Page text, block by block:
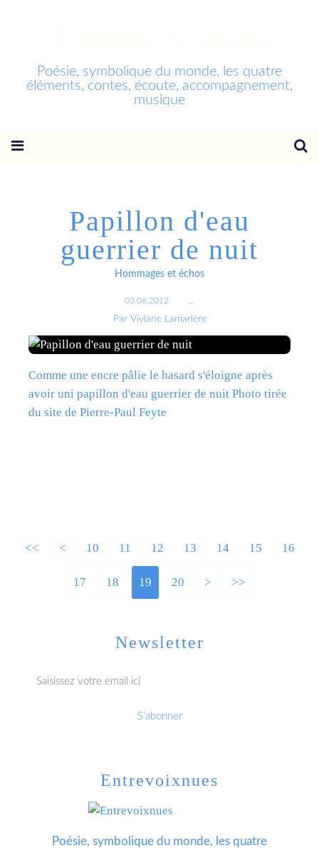
Poésie, symbolique du monde, les quatre
éléments, contes, écoute, accompagnement,
musique
Papillon d'eau
guerrier de nuit
Hommages et échos
03.06.2012
Par Viviane Lamarlère
Comme une encre pâlie le hasard s'éloigne après
avoir uni papillon d'eau guerrier de nuit Photo tirée
du site de Pierre-Paul Feyte
<< < 10 11 12 13 14 15 16
17 18 19 20 > >>
Newsletter
Entrevoixnues
Poésie, symbolique du monde, les quatre